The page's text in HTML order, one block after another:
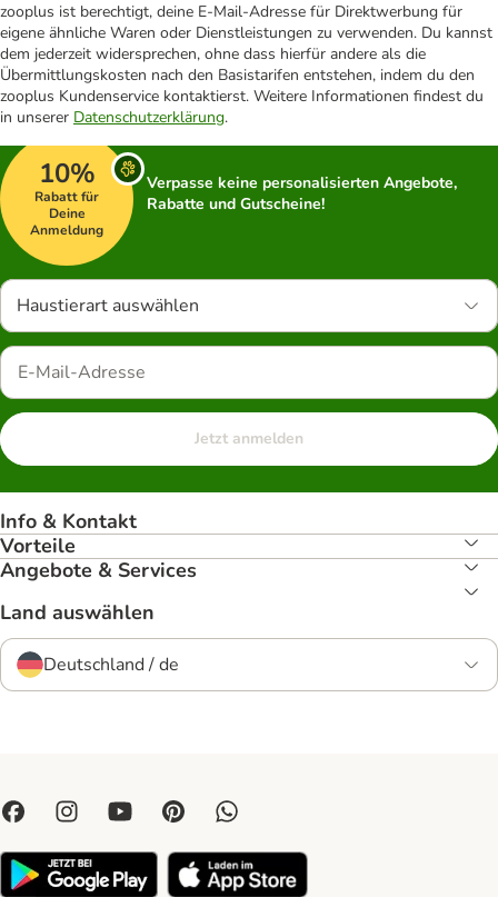
zooplus ist berechtigt, deine E-Mail-Adresse für Direktwerbung für
eigene ähnliche Waren oder Dienstleistungen zu verwenden. Du kannst
dem jederzeit widersprechen, ohne dass hierfür andere als die
Übermittlungskosten nach den Basistarifen entstehen, indem du den
zooplus Kundenservice kontaktierst. Weitere Informationen findest du
in unserer Datenschutzerklärung.
10%
Rabatt für
Deine
Anmeldung
Verpasse keine personalisierten Angebote,
Rabatte und Gutscheine!
Haustierart auswählen
Jetzt anmelden
Info & Kontakt
Vorteile
Angebote & Services
Land auswählen
Deutschland / de